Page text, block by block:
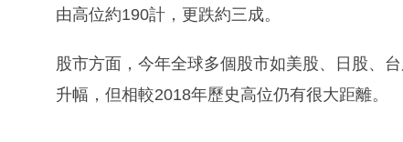
由高位約190計，更跌約三成。
股市方面，今年全球多個股市如美股、日股、
升幅，但相較2018年歷史高位仍有很大距離。